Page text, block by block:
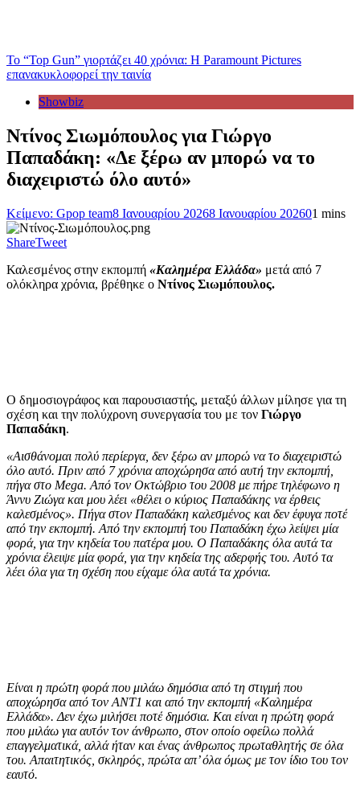
Το “Top Gun” γιορτάζει 40 χρόνια: Η Paramount Pictures
επανακυκλοφορεί την ταινία
Showbiz
Ντίνος Σιωμόπουλος για Γιώργο
Παπαδάκη: «Δε ξέρω αν μπορώ να το
διαχειριστώ όλο αυτό»
Κείμενο: Gpop team8 Ιανουαρίου 20268 Ιανουαρίου 202601 mins
ShareTweet
Καλεσμένος στην εκπομπή «Καλημέρα Ελλάδα» μετά από 7
ολόκληρα χρόνια, βρέθηκε ο Ντίνος Σιωμόπουλος.
Ο δημοσιογράφος και παρουσιαστής, μεταξύ άλλων μίλησε για τη
σχέση και την πολύχρονη συνεργασία του με τον Γιώργο
Παπαδάκη.
«Αισθάνομαι πολύ περίεργα, δεν ξέρω αν μπορώ να το διαχειριστώ
όλο αυτό. Πριν από 7 χρόνια αποχώρησα από αυτή την εκπομπή,
πήγα στο Mega. Από τον Οκτώβριο του 2008 με πήρε τηλέφωνο η
Άννυ Ζιώγα και μου λέει «θέλει ο κύριος Παπαδάκης να έρθεις
καλεσμένος». Πήγα στον Παπαδάκη καλεσμένος και δεν έφυγα ποτέ
από την εκπομπή. Από την εκπομπή του Παπαδάκη έχω λείψει μία
φορά, για την κηδεία του πατέρα μου. Ο Παπαδάκης όλα αυτά τα
χρόνια έλειψε μία φορά, για την κηδεία της αδερφής του. Αυτό τα
λέει όλα για τη σχέση που είχαμε όλα αυτά τα χρόνια.
Είναι η πρώτη φορά που μιλάω δημόσια από τη στιγμή που
αποχώρησα από τον ΑΝΤ1 και από την εκπομπή «Καλημέρα
Ελλάδα». Δεν έχω μιλήσει ποτέ δημόσια. Και είναι η πρώτη φορά
που μιλάω για αυτόν τον άνθρωπο, στον οποίο οφείλω πολλά
επαγγελματικά, αλλά ήταν και ένας άνθρωπος πρωταθλητής σε όλα
του. Απαιτητικός, σκληρός, πρώτα απ’ όλα όμως με τον ίδιο του τον
εαυτό.